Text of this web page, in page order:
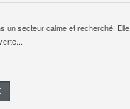
un secteur calme et recherché. Elle